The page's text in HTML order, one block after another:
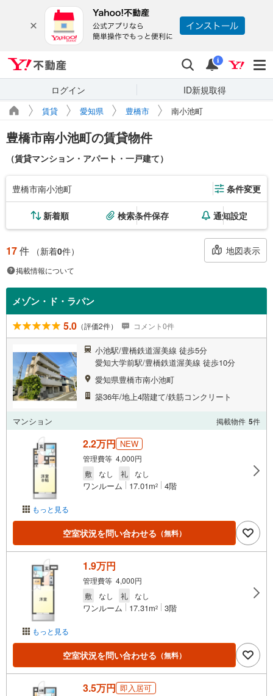
検索 通知
i
ログイン ID新規取得
賃貸 愛知県 豊橋市 南小池町
豊橋市南小池町の賃貸物件
（賃貸マンション・アパート・一戸建て）
豊橋市南小池町 条件変更
新着順 検索条件保存 通知設定
17件 （新着0件） 地図表示
掲載情報について
メゾン・ド・ラパン
5.0 （評価2件） コメント0件
小池駅/豊橋鉄道渥美線 徒歩5分
愛知大学前駅/豊橋鉄道渥美線 徒歩10分
愛知県豊橋市南小池町
築36年/地上4階建て/鉄筋コンクリート
マンション 掲載物件 5件
もっと見る
2.2万円 NEW
管理費等 4,000円
敷
なし 礼 なし
ワンルーム 17.01m2 4階
空室状況を問い合わせる （無料）
もっと見る
1.9万円
管理費等 4,000円
敷
なし 礼 なし
ワンルーム 17.31m2 3階
空室状況を問い合わせる （無料）
3.5万円 即入居可